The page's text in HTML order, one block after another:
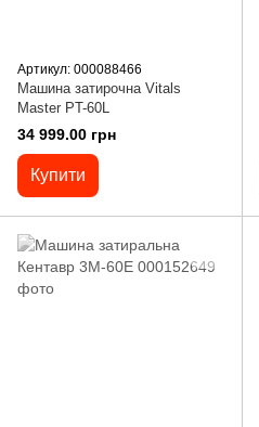
Артикул: 000088466
Машина затирочна Vitals
Master PT-60L
34 999.00 грн
Купити